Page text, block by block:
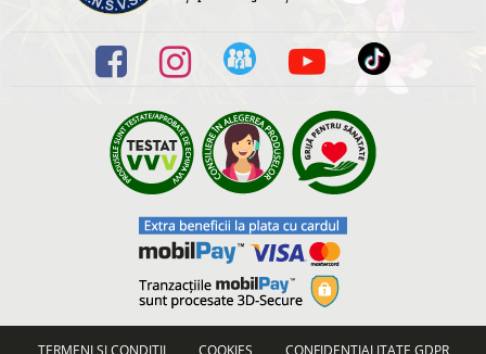
TERMENI ȘI CONDIȚII COOKIES CONFIDENȚIALITATE GDPR